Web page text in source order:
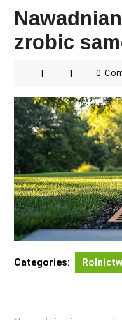
zrobic
0
Categories: